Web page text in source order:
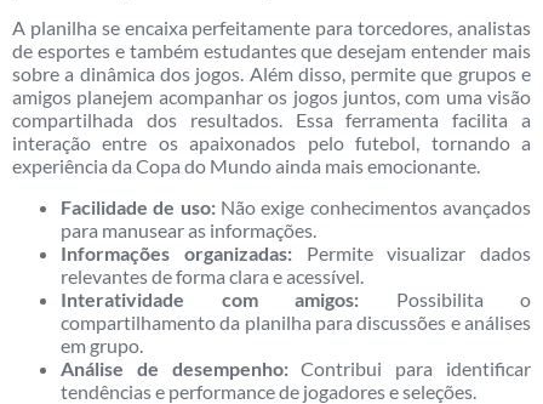
A planilha se encaixa perfeitamente para torcedores, analistas
de esportes e também estudantes que desejam entender mais
sobre a dinâmica dos jogos. Além disso, permite que grupos e
amigos planejem acompanhar os jogos juntos, com uma visão
compartilhada dos resultados. Essa ferramenta facilita a
interação entre os apaixonados pelo futebol, tornando a
experiência da Copa do Mundo ainda mais emocionante.
Facilidade de uso:Não exige conhecimentos avançados
para manusear as informações.
Informações organizadas:Permite visualizar dados
relevantes de forma clara e acessível.
Interatividade com amigos: Possibilita o
compartilhamento da planilha para discussões e análises
em grupo.
Análise de desempenho:Contribui para identificar
tendências e performance de jogadores e seleções.